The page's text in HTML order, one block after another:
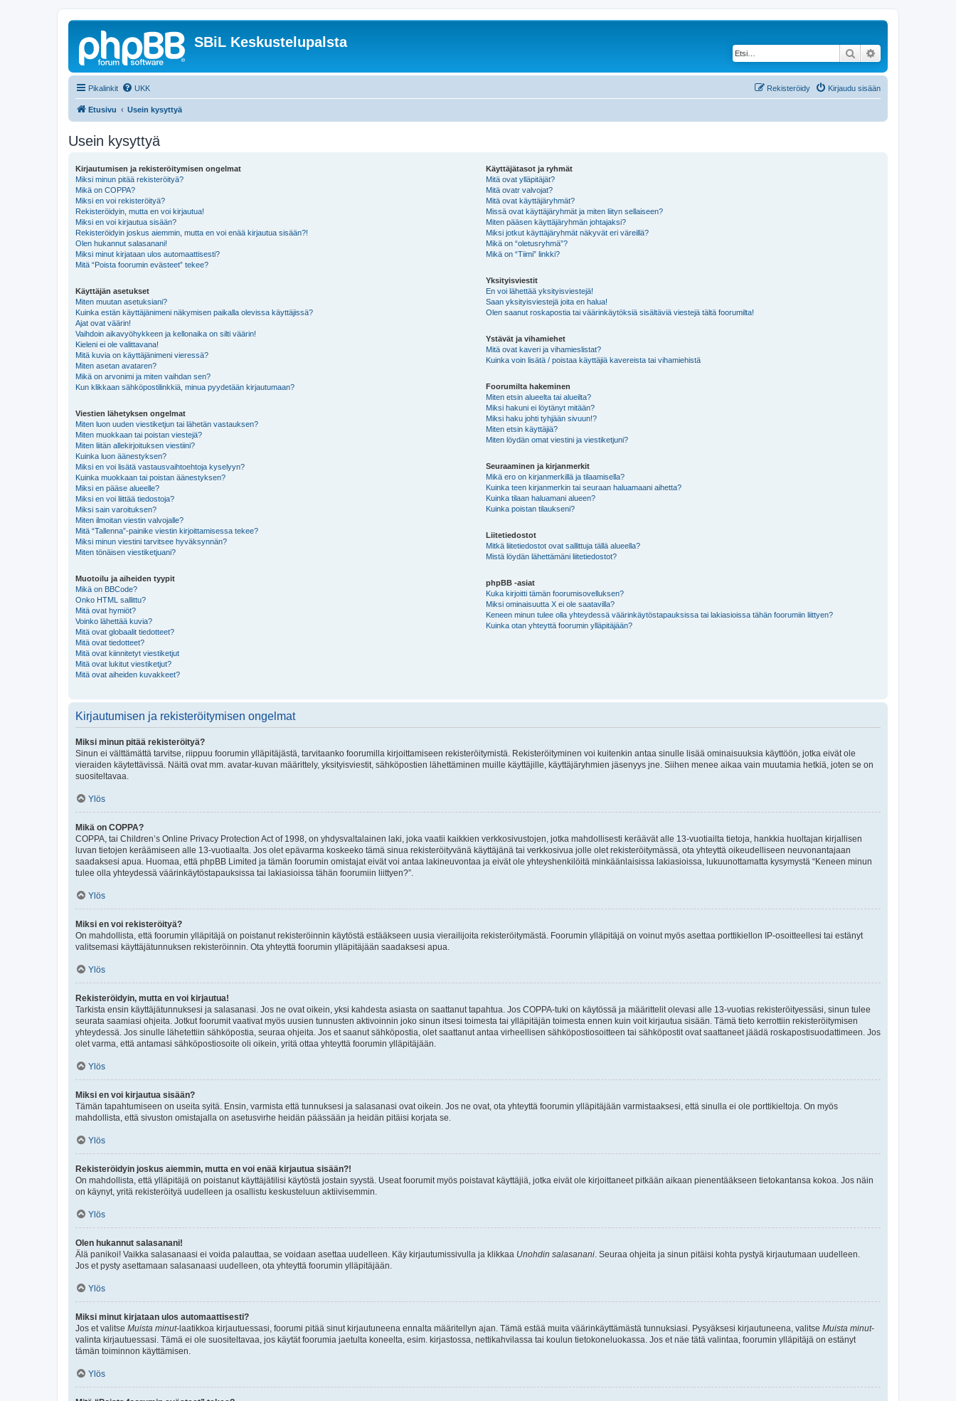
SBiL Keskustelupalsta
Etsi
Pikalinkit UKK Kirjaudu sisään
Rekisteröidy
Etusivu Usein kysyttyä
Usein kysyttyä
Kirjautumisen ja rekisteröitymisen ongelmat
Miksi minun pitää rekisteröityä?
Mikä on COPPA?
Miksi en voi rekisteröityä?
Rekisteröidyin, mutta en voi kirjautua!
Miksi en voi kirjautua sisään?
Rekisteröidyin joskus aiemmin, mutta en voi enää kirjautua sisään?!
Olen hukannut salasanani!
Miksi minut kirjataan ulos automaattisesti?
Mitä “Poista foorumin evästeet” tekee?
Käyttäjän asetukset
Miten muutan asetuksiani?
Kuinka estän käyttäjänimeni näkymisen paikalla olevissa käyttäjissä?
Ajat ovat väärin!
Vaihdoin aikavyöhykkeen ja kellonaika on silti väärin!
Kieleni ei ole valittavana!
Mitä kuvia on käyttäjänimeni vieressä?
Miten asetan avataren?
Mikä on arvonimi ja miten vaihdan sen?
Kun klikkaan sähköpostilinkkiä, minua pyydetään kirjautumaan?
Viestien lähetyksen ongelmat
Miten luon uuden viestiketjun tai lähetän vastauksen?
Miten muokkaan tai poistan viestejä?
Miten liitän allekirjoituksen viestiini?
Kuinka luon äänestyksen?
Miksi en voi lisätä vastausvaihtoehtoja kyselyyn?
Kuinka muokkaan tai poistan äänestyksen?
Miksi en pääse alueelle?
Miksi en voi liittää tiedostoja?
Miksi sain varoituksen?
Miten ilmoitan viestin valvojalle?
Mitä “Tallenna”-painike viestin kirjoittamisessa tekee?
Miksi minun viestini tarvitsee hyväksynnän?
Miten tönäisen viestiketjuani?
Muotoilu ja aiheiden tyypit
Mikä on BBCode?
Onko HTML sallittu?
Mitä ovat hymiöt?
Voinko lähettää kuvia?
Mitä ovat globaalit tiedotteet?
Mitä ovat tiedotteet?
Mitä ovat kiinnitetyt viestiketjut
Mitä ovat lukitut viestiketjut?
Mitä ovat aiheiden kuvakkeet?
Käyttäjätasot ja ryhmät
Mitä ovat ylläpitäjät?
Mitä ovatr valvojat?
Mitä ovat käyttäjäryhmät?
Missä ovat käyttäjäryhmät ja miten liityn sellaiseen?
Miten pääsen käyttäjäryhmän johtajaksi?
Miksi jotkut käyttäjäryhmät näkyvät eri väreillä?
Mikä on “oletusryhmä”?
Mikä on “Tiimi” linkki?
Yksityisviestit
En voi lähettää yksityisviestejä!
Saan yksityisviestejä joita en halua!
Olen saanut roskapostia tai väärinkäytöksiä sisältäviä viestejä tältä foorumilta!
Ystävät ja vihamiehet
Mitä ovat kaveri ja vihamieslistat?
Kuinka voin lisätä / poistaa käyttäjiä kavereista tai vihamiehistä
Foorumilta hakeminen
Miten etsin alueelta tai alueilta?
Miksi hakuni ei löytänyt mitään?
Miksi haku johti tyhjään sivuun!?
Miten etsin käyttäjiä?
Miten löydän omat viestini ja viestiketjuni?
Seuraaminen ja kirjanmerkit
Mikä ero on kirjanmerkillä ja tilaamisella?
Kuinka teen kirjanmerkin tai seuraan haluamaani aihetta?
Kuinka tilaan haluamani alueen?
Kuinka poistan tilaukseni?
Liitetiedostot
Mitkä liitetiedostot ovat sallittuja tällä alueella?
Mistä löydän lähettämäni liitetiedostot?
phpBB -asiat
Kuka kirjoitti tämän foorumisovelluksen?
Miksi ominaisuutta X ei ole saatavilla?
Keneen minun tulee olla yhteydessä väärinkäytöstapauksissa tai lakiasioissa tähän foorumiin liittyen?
Kuinka otan yhteyttä foorumin ylläpitäjään?
Kirjautumisen ja rekisteröitymisen ongelmat
Miksi minun pitää rekisteröityä?
Sinun ei välttämättä tarvitse, riippuu foorumin ylläpitäjästä, tarvitaanko foorumilla kirjoittamiseen rekisteröitymistä. Rekisteröityminen voi kuitenkin antaa sinulle lisää ominaisuuksia käyttöön, jotka eivät ole
vieraiden käytettävissä. Näitä ovat mm. avatar-kuvan määrittely, yksityisviestit, sähköpostien lähettäminen muille käyttäjille, käyttäjäryhmien jäsenyys jne. Siihen menee aikaa vain muutamia hetkiä, joten se on
suositeltavaa.
Ylös
Mikä on COPPA?
COPPA, tai Children’s Online Privacy Protection Act of 1998, on yhdysvaltalainen laki, joka vaatii kaikkien verkkosivustojen, jotka mahdollisesti keräävät alle 13-vuotiailta tietoja, hankkia huoltajan kirjallisen
luvan tietojen keräämiseen alle 13-vuotiaalta. Jos olet epävarma koskeeko tämä sinua rekisteröityvänä käyttäjänä tai verkkosivua jolle olet rekisteröitymässä, ota yhteyttä oikeudelliseen neuvonantajaan
saadaksesi apua. Huomaa, että phpBB Limited ja tämän foorumin omistajat eivät voi antaa lakineuvontaa ja eivät ole yhteyshenkilöitä minkäänlaisissa lakiasioissa, lukuunottamatta kysymystä “Keneen minun
tulee olla yhteydessä väärinkäytöstapauksissa tai lakiasioissa tähän foorumiin liittyen?”.
Ylös
Miksi en voi rekisteröityä?
On mahdollista, että foorumin ylläpitäjä on poistanut rekisteröinnin käytöstä estääkseen uusia vierailijoita rekisteröitymästä. Foorumin ylläpitäjä on voinut myös asettaa porttikiellon IP-osoitteellesi tai estänyt
valitsemasi käyttäjätunnuksen rekisteröinnin. Ota yhteyttä foorumin ylläpitäjään saadaksesi apua.
Ylös
Rekisteröidyin, mutta en voi kirjautua!
Tarkista ensin käyttäjätunnuksesi ja salasanasi. Jos ne ovat oikein, yksi kahdesta asiasta on saattanut tapahtua. Jos COPPA-tuki on käytössä ja määrittelit olevasi alle 13-vuotias rekisteröityessäsi, sinun tulee
seurata saamiasi ohjeita. Jotkut foorumit vaativat myös uusien tunnusten aktivoinnin joko sinun itsesi toimesta tai ylläpitäjän toimesta ennen kuin voit kirjautua sisään. Tämä tieto kerrottiin rekisteröitymisen
yhteydessä. Jos sinulle lähetettiin sähköpostia, seuraa ohjeita. Jos et saanut sähköpostia, olet saattanut antaa virheellisen sähköpostiosoitteen tai sähköpostit ovat saattaneet jäädä roskapostisuodattimeen. Jos
olet varma, että antamasi sähköpostiosoite oli oikein, yritä ottaa yhteyttä foorumin ylläpitäjään.
Ylös
Miksi en voi kirjautua sisään?
Tämän tapahtumiseen on useita syitä. Ensin, varmista että tunnuksesi ja salasanasi ovat oikein. Jos ne ovat, ota yhteyttä foorumin ylläpitäjään varmistaaksesi, että sinulla ei ole porttikieltoja. On myös
mahdollista, että sivuston omistajalla on asetusvirhe heidän päässään ja heidän pitäisi korjata se.
Ylös
Rekisteröidyin joskus aiemmin, mutta en voi enää kirjautua sisään?!
On mahdollista, että ylläpitäjä on poistanut käyttäjätilisi käytöstä jostain syystä. Useat foorumit myös poistavat käyttäjiä, jotka eivät ole kirjoittaneet pitkään aikaan pienentääkseen tietokantansa kokoa. Jos näin
on käynyt, yritä rekisteröityä uudelleen ja osallistu keskusteluun aktiivisemmin.
Ylös
Olen hukannut salasanani!
Älä panikoi! Vaikka salasanaasi ei voida palauttaa, se voidaan asettaa uudelleen. Käy kirjautumissivulla ja klikkaa Unohdin salasanani. Seuraa ohjeita ja sinun pitäisi kohta pystyä kirjautumaan uudelleen.
Jos et pysty asettamaan salasanaasi uudelleen, ota yhteyttä foorumin ylläpitäjään.
Ylös
Miksi minut kirjataan ulos automaattisesti?
Jos et valitse Muista minut-laatikkoa kirjautuessasi, foorumi pitää sinut kirjautuneena ennalta määritellyn ajan. Tämä estää muita väärinkäyttämästä tunnuksiasi. Pysyäksesi kirjautuneena, valitse Muista minut-
valinta kirjautuessasi. Tämä ei ole suositeltavaa, jos käytät foorumia jaetulta koneelta, esim. kirjastossa, nettikahvilassa tai koulun tietokoneluokassa. Jos et näe tätä valintaa, foorumin ylläpitäjä on estänyt
tämän toiminnon käyttämisen.
Ylös